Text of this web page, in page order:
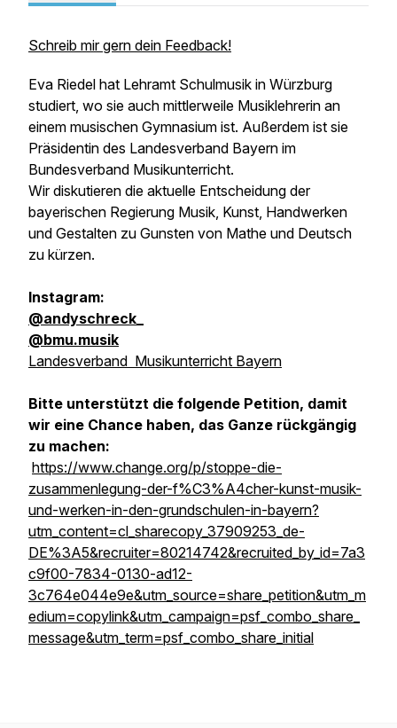
Schreib mir gern dein Feedback!
Eva Riedel hat Lehramt Schulmusik in Würzburg
studiert, wo sie auch mittlerweile Musiklehrerin an
einem musischen Gymnasium ist. Außerdem ist sie
Präsidentin des Landesverband Bayern im
Bundesverband Musikunterricht.
Wir diskutieren die aktuelle Entscheidung der
bayerischen Regierung Musik, Kunst, Handwerken
und Gestalten zu Gunsten von Mathe und Deutsch
zu kürzen.
Instagram:
@andyschreck_
@bmu.musik
Landesverband Musikunterricht Bayern
Bitte unterstützt die folgende Petition, damit
wir eine Chance haben, das Ganze rückgängig
zu machen:
https://www.change.org/p/stoppe-die-
zusammenlegung-der-f%C3%A4cher-kunst-musik-
und-werken-in-den-grundschulen-in-bayern?
utm_content=cl_sharecopy_37909253_de-
DE%3A5&recruiter=80214742&recruited_by_id=7a3
c9f00-7834-0130-ad12-
3c764e044e9e&utm_source=share_petition&utm_m
edium=copylink&utm_campaign=psf_combo_share_
message&utm_term=psf_combo_share_initial